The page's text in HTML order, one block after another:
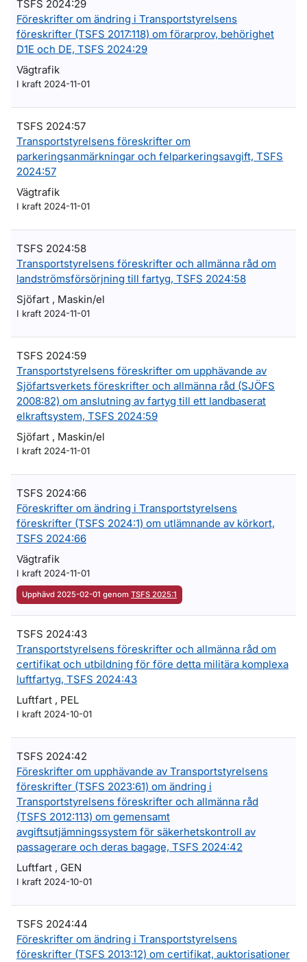
TSFS 2024:29
Föreskrifter om ändring i Transportstyrelsens
föreskrifter (TSFS 2017:118) om förarprov, behörighet
D1E och DE, TSFS 2024:29
Vägtrafik
I kraft 2024-11-01
TSFS 2024:57
Transportstyrelsens föreskrifter om
parkeringsanmärkningar och felparkeringsavgift, TSFS
2024:57
Vägtrafik
I kraft 2024-11-01
TSFS 2024:58
Transportstyrelsens föreskrifter och allmänna råd om
landströmsförsörjning till fartyg, TSFS 2024:58
Sjöfart , Maskin/el
I kraft 2024-11-01
TSFS 2024:59
Transportstyrelsens föreskrifter om upphävande av
Sjöfartsverkets föreskrifter och allmänna råd (SJÖFS
2008:82) om anslutning av fartyg till ett landbaserat
elkraftsystem, TSFS 2024:59
Sjöfart , Maskin/el
I kraft 2024-11-01
TSFS 2024:66
Föreskrifter om ändring i Transportstyrelsens
föreskrifter (TSFS 2024:1) om utlämnande av körkort,
TSFS 2024:66
Vägtrafik
I kraft 2024-11-01
Upphävd 2025-02-01 genom TSFS 2025:1
TSFS 2024:43
Transportstyrelsens föreskrifter och allmänna råd om
certifikat och utbildning för före detta militära komplexa
luftfartyg, TSFS 2024:43
Luftfart , PEL
I kraft 2024-10-01
TSFS 2024:42
Föreskrifter om upphävande av Transportstyrelsens
föreskrifter (TSFS 2023:61) om ändring i
Transportstyrelsens föreskrifter och allmänna råd
(TSFS 2012:113) om gemensamt
avgiftsutjämningssystem för säkerhetskontroll av
passagerare och deras bagage, TSFS 2024:42
Luftfart , GEN
I kraft 2024-10-01
TSFS 2024:44
Föreskrifter om ändring i Transportstyrelsens
föreskrifter (TSFS 2013:12) om certifikat, auktorisationer